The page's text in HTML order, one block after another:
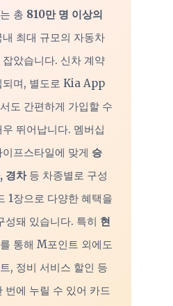
총 810만 명 이상의
내 최대 규모의 자동차
았습니다. 신차 계약
되며, 별도로 Kia App
도 간편하게 가입할 수
뛰어납니다. 멤버십
프스타일에 맞게 승
경차등 차종별로 구성
1장으로 다양한 혜택을
성돼 있습니다. 특히 현
를 통해 M포인트 외에도
, 정비 서비스 할인 등
번에 누릴 수 있어 카드